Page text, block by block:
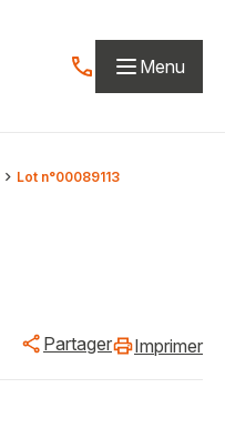
Contactez-nous
Menu
Lot n°00089113
Partager Imprimer